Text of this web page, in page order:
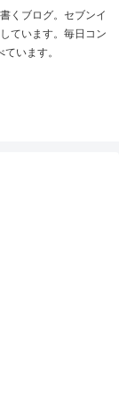
くブログ。セブンイ
ています。毎日コン
います。